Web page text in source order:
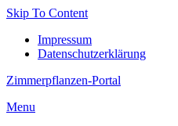
Skip To Content
Impressum
Datenschutzerklärung
Zimmerpflanzen-Portal
Menu